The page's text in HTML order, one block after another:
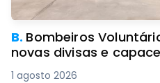
B. Bombeiros
novas divisas e
1 agosto 2026